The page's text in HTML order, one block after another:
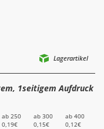
Lagerartikel
1seitigem Aufdruck
ab 250
0,19€
ab 300
0,15€
ab 400
0,12€